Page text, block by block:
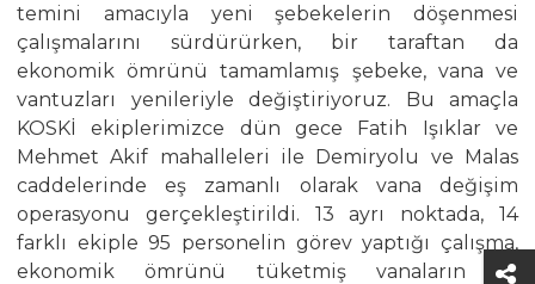
temini amacıyla yeni şebekelerin döşenmesi
çalışmalarını sürdürürken, bir taraftan da
ekonomik ömrünü tamamlamış şebeke, vana ve
vantuzları yenileriyle değiştiriyoruz. Bu amaçla
KOSKİ ekiplerimizce dün gece Fatih Işıklar ve
Mehmet Akif mahalleleri ile Demiryolu ve Malas
caddelerinde eş zamanlı olarak vana değişim
operasyonu gerçekleştirildi. 13 ayrı noktada, 14
farklı ekiple 95 personelin görev yaptığı çalışma,
ekonomik ömrünü tüketmiş vanaların ve